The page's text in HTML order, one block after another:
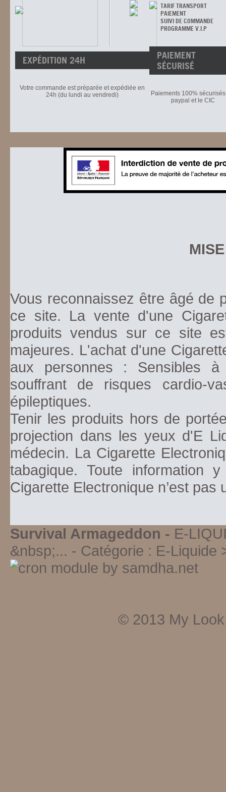
TARIF TRANSPORT
PAIEMENT
SUIVI DE COMMANDE
PROGRAMME V.I.P
EXPÉDITION 24H
Votre commande est préparée et expédiée en
24h (du lundi au vendredi)
PAIEMENT
SÉCURISÉ
Paiements 100%
paypal et le CIC
Vous reconnaissez être âgé de
ce site. La vente d'une
produits vendus sur ce site
majeures. L'achat d'une
aux personnes : Sensibles
souffrant de risques cardio-
épileptiques.
Tenir les produits hors de
projection dans les yeux d'E
médecin. La Cigarette
tabagique. Toute information
Cigarette Electronique n’est pas
Survival Armageddon - E-
&nbsp;... - Catégorie : E-Liquide
© 2013 My Look